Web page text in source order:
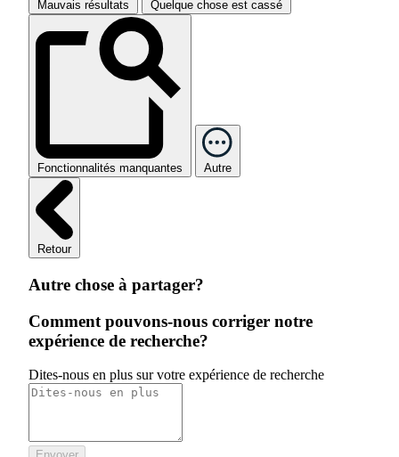
Mauvais résultats Quelque chose est cassé
Fonctionnalités manquantes Autre
Retour
Autre chose à partager?
Comment pouvons-nous corriger notre
expérience de recherche?
Dites-nous en plus sur votre expérience de recherche